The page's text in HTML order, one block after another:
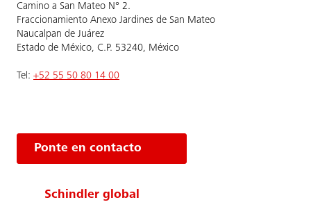
Camino a San Mateo N° 2.
Fraccionamiento Anexo Jardines de San Mateo
Naucalpan de Juárez
Estado de México, C.P. 53240, México
Tel: +52 55 50 80 14 00
Ponte en contacto
Schindler global